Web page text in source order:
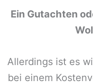
Ein Gutachten
Allerdings ist es
bei einem